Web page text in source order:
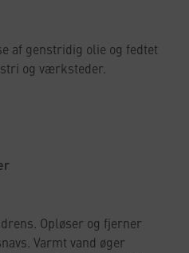
af genstridig olie og fedtet
og værksteder.
Opløser og fjerner
Varmt vand øger